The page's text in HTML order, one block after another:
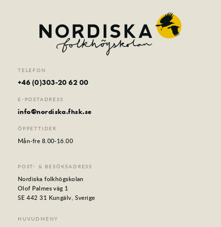
TELEFON
+46 (0)303-20 62 00
E-POSTADRESS
info@nordiska.fhsk.se
ÖPPETTIDER
Mån-fre 8.00-16.00
POST- & BESÖKSADRESS
Nordiska folkhögskolan
Olof Palmes väg 1
SE 442 31 Kungälv, Sverige
HUVUDMENY